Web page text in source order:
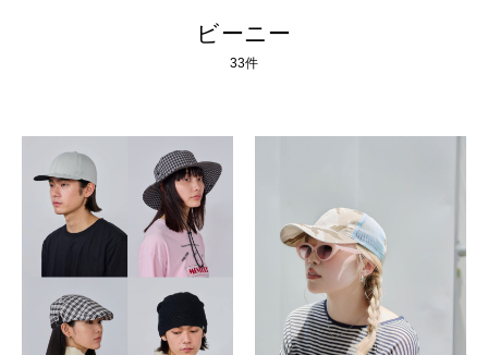
ビーニー
33件